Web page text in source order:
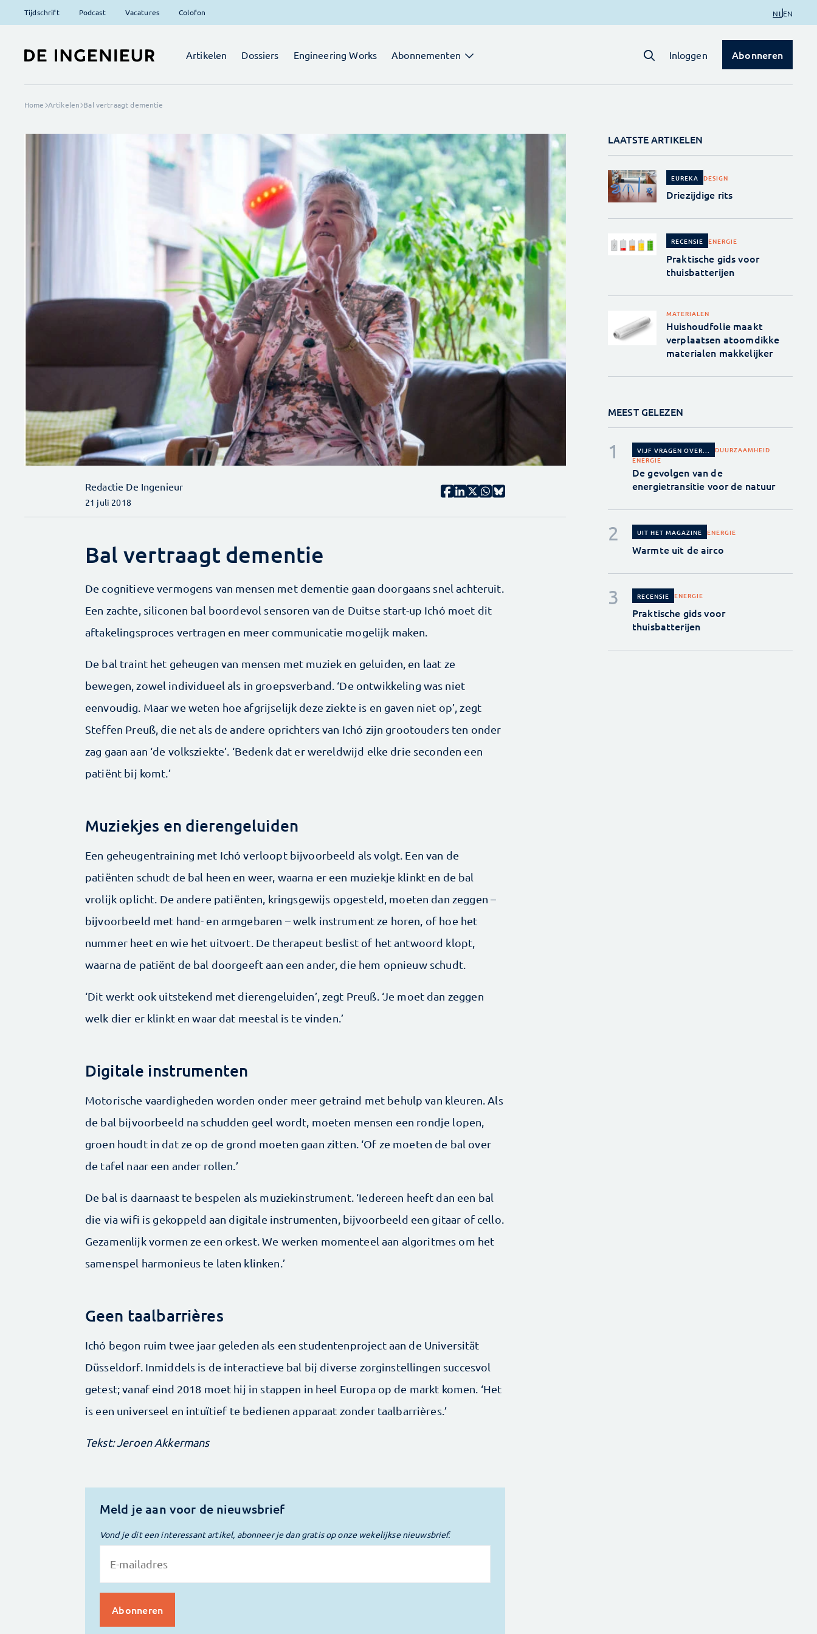
Tijdschrift Podcast Vacatures Colofon NL EN
Artikelen Dossiers Engineering Works Abonnementen Inloggen Abonneren
Home Artikelen Bal vertraagt dementie
Redactie De Ingenieur
21 juli 2018
Bal vertraagt dementie
De cognitieve vermogens van mensen met dementie gaan doorgaans snel achteruit.
Een zachte, siliconen bal boordevol sensoren van de Duitse start-up Ichó moet dit
aftakelings­proces vertragen en meer communicatie mogelijk maken.
De bal traint het geheugen van mensen met muziek en geluiden, en laat ze
bewegen, zowel individueel als in groeps­verband. ‘De ontwikkeling was niet
eenvoudig. Maar we weten hoe afgrijselijk deze ziekte is en gaven niet op’, zegt
Steffen Preuß, die net als de andere oprichters van Ichó zijn grootouders ten onder
zag gaan aan ‘de volksziekte’. ‘Bedenk dat er wereldwijd elke drie seconden een
patiënt bij komt.’
Muziekjes en dierengeluiden
Een geheugentraining met Ichó verloopt bijvoorbeeld als volgt. Een van de
patiënten schudt de bal heen en weer, waarna er een muziekje klinkt en de bal
vrolijk oplicht. De andere patiënten, kringsgewijs opgesteld, moeten dan zeggen –
bijvoorbeeld met hand- en armgebaren – welk ­instrument ze horen, of hoe het
nummer heet en wie het ­uitvoert. De therapeut beslist of het antwoord klopt,
waarna de ­patiënt de bal doorgeeft aan een ander, die hem opnieuw schudt.
‘Dit werkt ook uitstekend met dieren­geluiden’, zegt Preuß. ‘Je moet dan zeggen
welk dier er klinkt en waar dat meestal is te vinden.’
Digitale instrumenten
Motorische vaardigheden worden onder meer getraind met behulp van kleuren. Als
de bal bijvoorbeeld na schudden geel wordt, moeten mensen een rondje lopen,
groen houdt in dat ze op de grond moeten gaan zitten. ‘Of ze moeten de bal over
de tafel naar een ander rollen.’
De bal is daarnaast te bespelen als muziekinstrument. ‘Iedereen heeft dan een bal
die via wifi is gekoppeld aan digitale instrumenten, bijvoorbeeld een gitaar of cello.
Gezamenlijk vormen ze een orkest. We werken momenteel aan algoritmes om het
samenspel harmonieus te laten klinken.’
Geen taalbarrières
Ichó begon ruim twee jaar geleden als een studentenproject aan de Universität
Düsseldorf. Inmiddels is de interactieve bal bij diverse zorginstellingen succesvol
getest; vanaf eind 2018 moet hij in stappen in heel Europa op de markt komen. ‘Het
is een universeel en intuïtief te bedienen apparaat zonder taalbarrières.’
Tekst: Jeroen Akkermans
Meld je aan voor de nieuwsbrief
Vond je dit een interessant artikel, abonneer je dan gratis op onze wekelijkse nieuwsbrief.
LAATSTE ARTIKELEN
EUREKA DESIGN
Driezijdige rits
RECENSIE ENERGIE
Praktische gids voor
thuisbatterijen
MATERIALEN
Huishoudfolie maakt
verplaatsen atoomdikke
materialen makkelijker
MEEST GELEZEN
VIJF VRAGEN OVER...
DUURZAAMHEID
ENERGIE
De gevolgen van de
energietransitie voor de natuur
UIT HET MAGAZINE ENERGIE
Warmte uit de airco
RECENSIE ENERGIE
Praktische gids voor
thuisbatterijen